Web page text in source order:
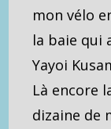
mon vélo
la baie qui
Yayoi
Là encore
dizaine de